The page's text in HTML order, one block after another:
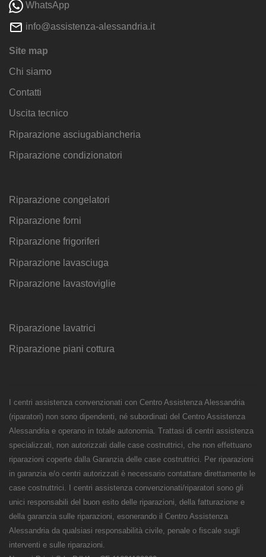
WhatsApp
info@assistenza-alessandria.it
Site map
Chi siamo
Contatti
Uscita tecnico
Riparazione asciugabiancheria
Riparazione condizionatori
Riparazione congelatori
Riparazione forni
Riparazione frigoriferi
Riparazione lavasciuga
Riparazione lavastoviglie
Riparazione lavatrici
Riparazione piani cottura
I centri assistenza convenzionati con Centro Assistenza Alessandria
(riparatori) non sono dipendenti, né subordinati del Centro Assistenza
Alessandria e operano in totale autonomia. Trattasi di centri assistenza
specializzati, non autorizzati dalle case costruttrici, che non effettuano
riparazioni coperte dalla Garanzia delle case costruttrici. Per riparazioni
in garanzia e/o centri autorizzati è necessario contattare direttamente le
case costruttrici. I centri assistenza convenzionati/riparatori sono gli
unici responsabili del buon esito delle riparazioni, della fatturazione e
della garanzia sulle riparazioni, esonerando il Centro Assistenza
Alessandria da qualsiasi responsabilità civile, penale o fiscale sugli
interventi e sulle riparazioni.